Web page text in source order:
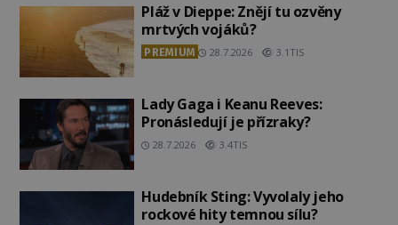
Pláž v Dieppe: Znějí tu ozvěny
mrtvých vojáků?
PREMIUM 28.7.2026 3.1TIS
Lady Gaga i Keanu Reeves:
Pronásledují je přízraky?
28.7.2026 3.4TIS
Hudebník Sting: Vyvolaly jeho
rockové hity temnou sílu?